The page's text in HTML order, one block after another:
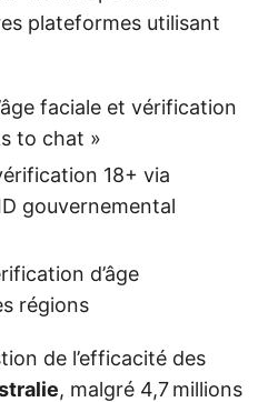
plateformes utilisant
faciale et vérification
to chat »
18+ via
gouvernemental
d’âge
régions
de l’efficacité des
, malgré 4,7 millions